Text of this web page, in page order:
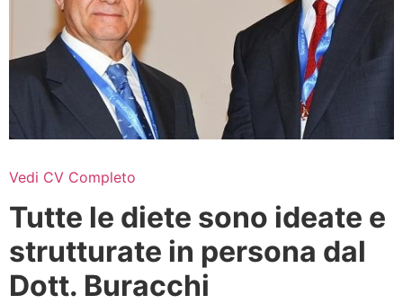
Vedi CV Completo
Tutte le diete sono ideate e
strutturate in persona dal
Dott. Buracchi